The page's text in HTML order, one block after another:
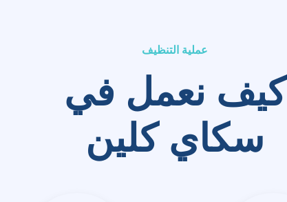
عملية التنظيف
كيف نعمل في
سكاي كلين